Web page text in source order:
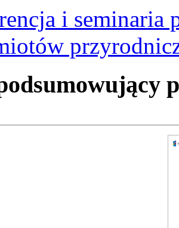
i seminaria